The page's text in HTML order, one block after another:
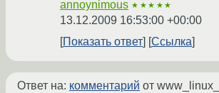
annoynimous ★★★★★
13.12.2009 16:53:00 +00:00
Показать ответ
Ссылка
Ответ на: комментарий от